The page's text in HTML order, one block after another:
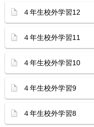
４年生校外学習12
４年生校外学習11
４年生校外学習10
４年生校外学習9
４年生校外学習8